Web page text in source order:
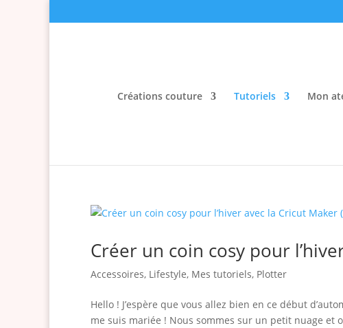
Créations couture Tutoriels Mon
Créer un coin cosy pour
Accessoires, Lifestyle, Mes tutoriels, Plotter
Hello ! J’espère que vous allez bien en ce début
me suis mariée ! Nous sommes sur un petit nuage et